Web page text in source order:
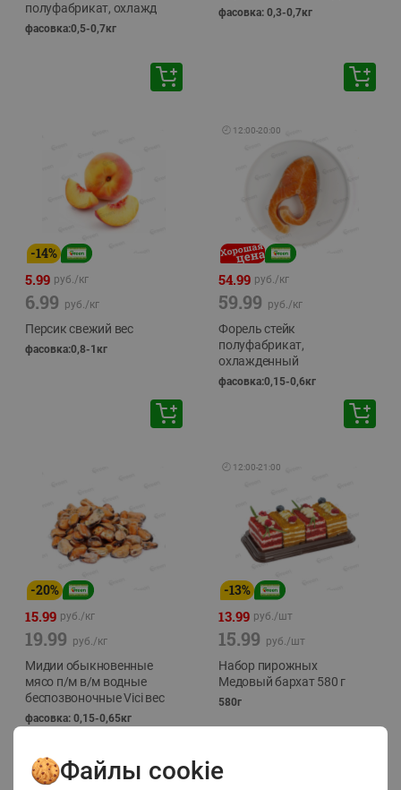
полуфабрикат, охлажд
фасовка:0,5-0,7кг
фасовка: 0,3-0,7кг
-14%
5.99 руб./кг
6.99 руб./кг
Персик свежий вес
фасовка:0,8-1кг
🕘 12:00-20:00
54.99 руб./кг
59.99 руб./кг
Форель стейк
полуфабрикат,
охлажденный
фасовка:0,15-0,6кг
-20%
15.99 руб./кг
19.99 руб./кг
Мидии обыкновенные
мясо п/м в/м водные
беспозвоночные Vici вес
фасовка: 0,15-0,65кг
🕘 12:00-21:00
-13%
13.99 руб./шт
15.99 руб./шт
Набор пирожных
Медовый бархат 580 г
580г
Файлы cookie